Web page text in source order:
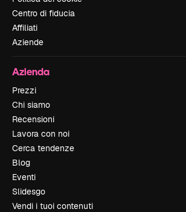
Centro di fiducia
Affiliati
Aziende
Azienda
Prezzi
Chi siamo
Recensioni
Lavora con noi
Cerca tendenze
Blog
Eventi
Slidesgo
Vendi i tuoi contenuti